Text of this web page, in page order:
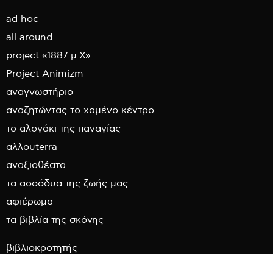
ad hoc
all around
project «1887 μ.Χ»
Project Animizm
αναγνωστήριο
αναζητώντας το χαμένο κέντρο
το αλογάκι της παναγίας
αλλουterra
αναξιοθέατα
τα ασσόδυα της ζωής μας
αφιέρωμα
τα βιβλία της σκόνης
βιβλιοκροτητής